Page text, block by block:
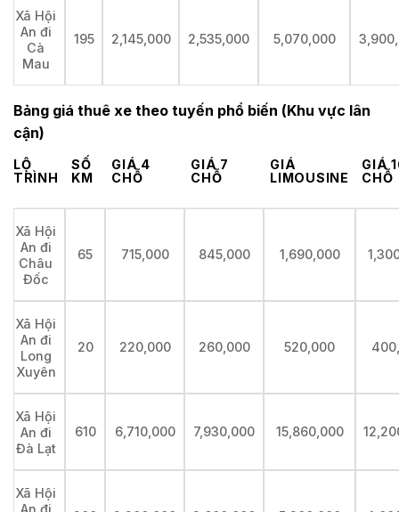
Xã Hội
An đi
Cà
Mau
195 2,145,000 2,535,000 5,070,000
Bảng giá thuê xe theo tuyến phổ biến (Khu vực lân
cận)
LỘ
TRÌNH
SỐ
KM
GIÁ 4
CHỖ
GIÁ 7
CHỖ
GIÁ
LIMOUSINE
GIÁ
CHỖ
Xã Hội
An đi
Châu
Đốc
65 715,000 845,000 1,690,000
Xã Hội
An đi
Long
Xuyên
20 220,000 260,000 520,000
Xã Hội
An đi
Đà Lạt
610 6,710,000 7,930,000 15,860,000
Xã Hội
An đi